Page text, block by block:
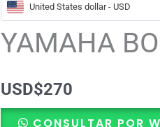
United States dollar - USD
YAMAHA
USD$270
CONSULTAR POR